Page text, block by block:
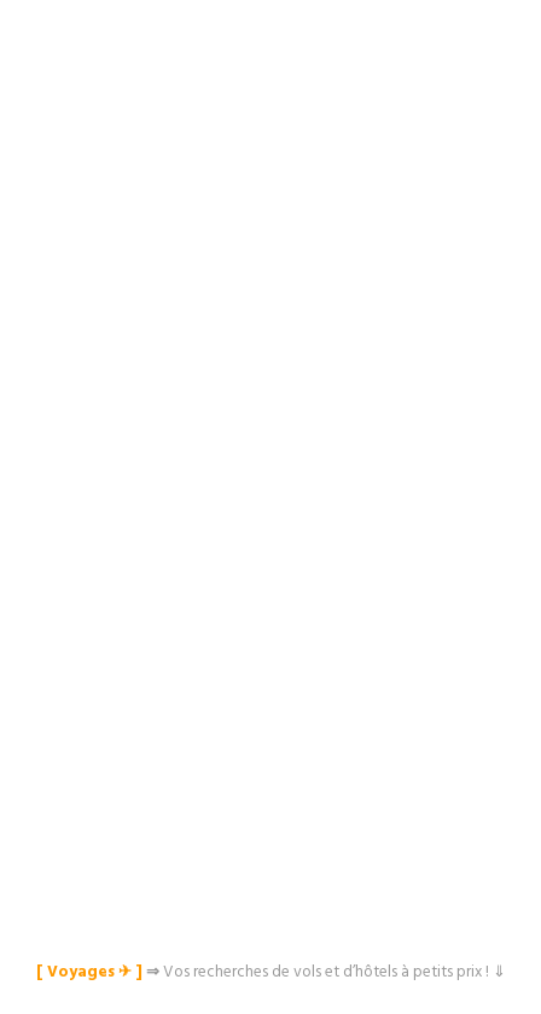
[ Voyages ✈︎ ]⇒Vos recherches de vols et d’hôtels à petits prix ! ⇓